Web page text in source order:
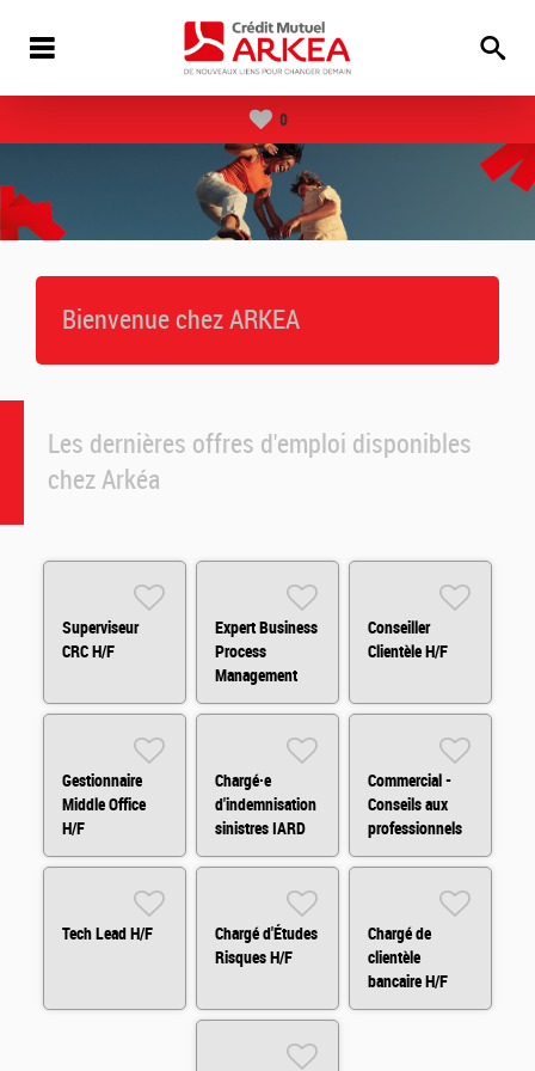
0
Bienvenue chez ARKEA
Les dernières offres d'emploi disponibles
chez Arkéa
Superviseur
CRC H/F
Expert Business
Process
Management
(BPM) H/F
Conseiller
Clientèle H/F
Gestionnaire
Middle Office
H/F
Chargé·e
d'indemnisation
sinistres IARD
H/F
Commercial -
Conseils aux
professionnels
et
Tech Lead H/F
Chargé d'Études
Risques H/F
Chargé de
clientèle
bancaire H/F